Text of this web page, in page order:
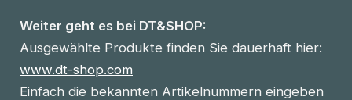
Weiter geht es bei DT&SHOP:
Ausgewählte Produkte finden Sie dauerhaft hier:
www.dt-shop.com
Einfach die bekannten Artikelnummern eingeben